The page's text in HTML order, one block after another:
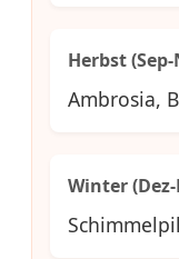
Herbst
Ambrosia,
Winter (Dez-